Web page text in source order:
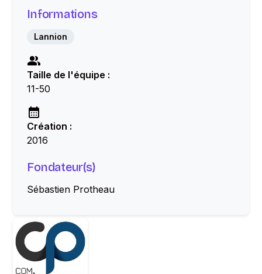
Informations
Lannion
Taille de l'équipe :
11-50
Création :
2016
Fondateur(s)
Sébastien Protheau